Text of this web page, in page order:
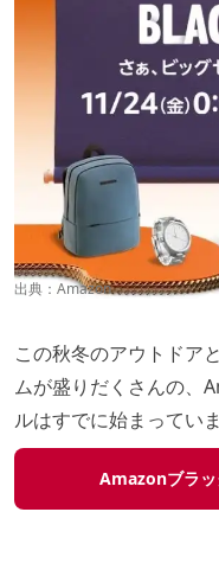
出典： Amazon
この秋冬のアウトドア
ムが盛りだくさんの、
ルはすでに始まってい
Amazonブラッ